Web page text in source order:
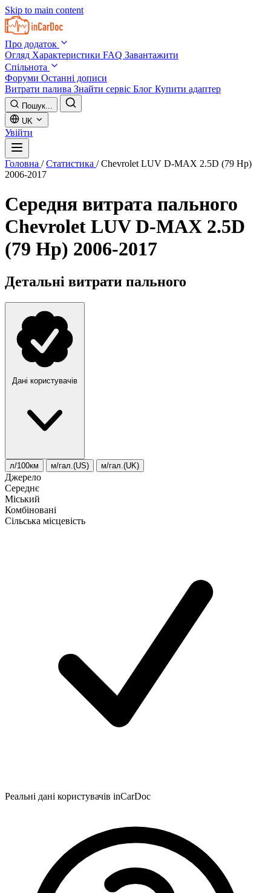
Skip to main content
Про додаток
Огляд Характеристики FAQ Завантажити
Спільнота
Форуми Останні дописи
Витрати палива Знайти сервіс Блог Купити адаптер
Пошук...
UK
Увійти
Головна / Статистика / Chevrolet LUV D-MAX 2.5D (79 Hp)
2006-2017
Середня витрата пального
Chevrolet LUV D-MAX 2.5D
(79 Hp) 2006-2017
Детальні витрати пального
Дані користувачів
л/100км м/гал.(US) м/гал.(UK)
Джерело
Середнє
Міський
Комбіновані
Сільська місцевість
Реальні дані користувачів inCarDoc